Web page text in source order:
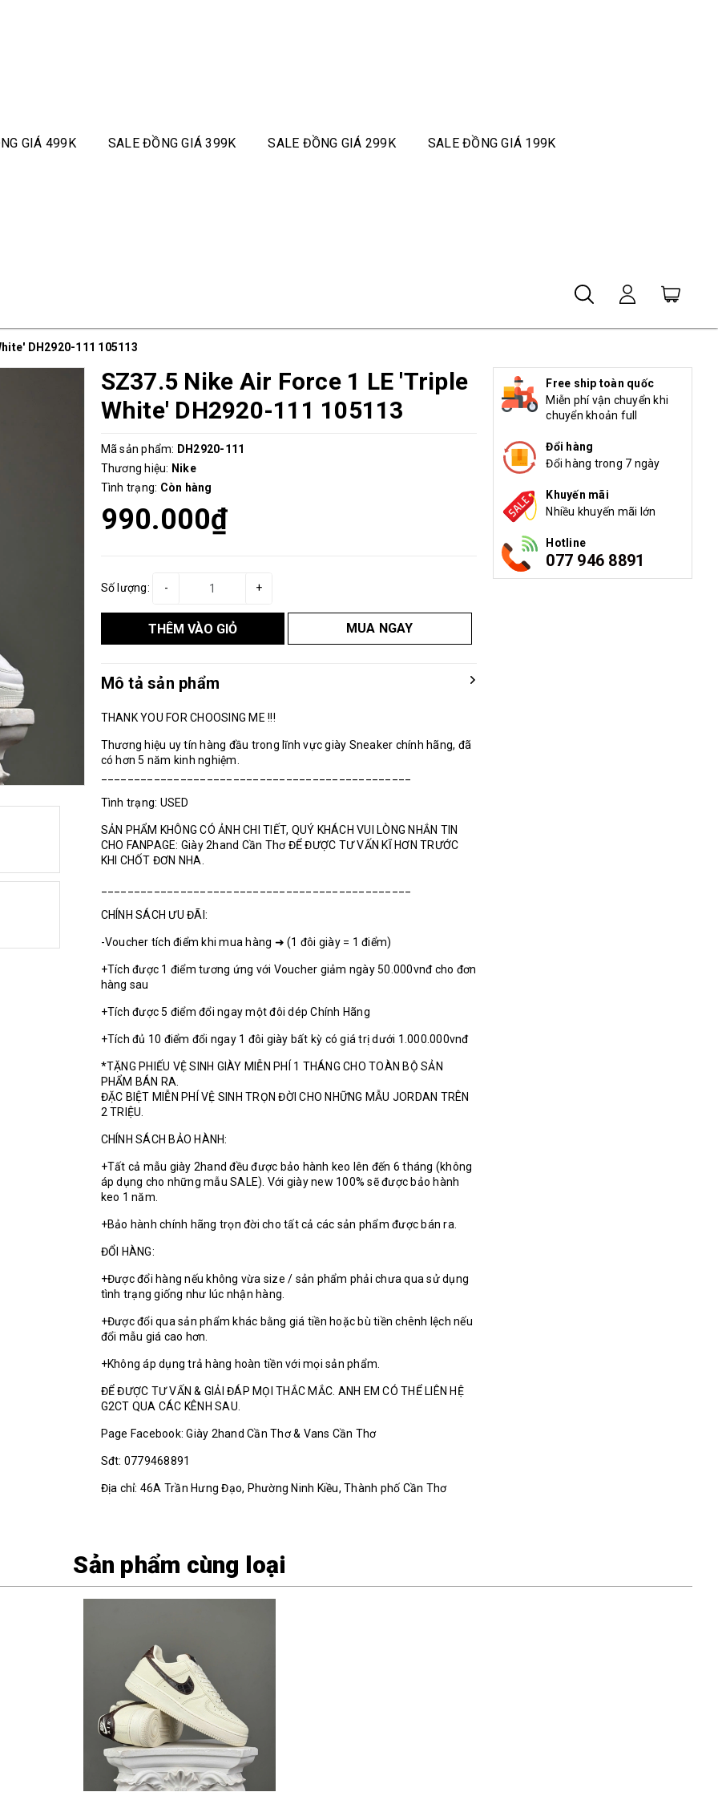
GIÁ 499K SALE ĐỒNG GIÁ 399K SALE ĐỒNG GIÁ 299K SALE ĐỒNG GIÁ 199K
DH2920-111 105113
SZ37.5 Nike Air Force 1 LE 'Triple
White' DH2920-111 105113
Mã sản phẩm: DH2920-111
Thương hiệu: Nike
Tình trạng: Còn hàng
990.000₫
Số lượng: +
-
THÊM VÀO GIỎ MUA NGAY
Mô tả sản phẩm
THANK YOU FOR CHOOSING ME !!!
Thương hiệu uy tín hàng đầu trong lĩnh vực giày Sneaker chính hãng, đã
có hơn 5 năm kinh nghiệm.
Tình trạng: USED
SẢN PHẨM KHÔNG CÓ ẢNH CHI TIẾT, QUÝ KHÁCH VUI LÒNG NHẮN TIN
CHO FANPAGE: Giày 2hand Cần Thơ ĐỂ ĐƯỢC TƯ VẤN KĨ HƠN TRƯỚC
KHI CHỐT ĐƠN NHA.
CHÍNH SÁCH ƯU ĐÃI:
-Voucher tích điểm khi mua hàng ➜ (1 đôi giày = 1 điểm)
+Tích được 1 điểm tương ứng với Voucher giảm ngày 50.000vnđ cho đơn
hàng sau
+Tích được 5 điểm đổi ngay một đôi dép Chính Hãng
+Tích đủ 10 điểm đổi ngay 1 đôi giày bất kỳ có giá trị dưới 1.000.000vnđ
*TẶNG PHIẾU VỆ SINH GIÀY MIỄN PHÍ 1 THÁNG CHO TOÀN BỘ SẢN
PHẨM BÁN RA.
ĐẶC BIỆT MIỄN PHÍ VỆ SINH TRỌN ĐỜI CHO NHỮNG MẪU JORDAN TRÊN
2 TRIỆU.
CHÍNH SÁCH BẢO HÀNH:
+Tất cả mẫu giày 2hand đều được bảo hành keo lên đến 6 tháng (không
áp dụng cho những mẫu SALE). Với giày new 100% sẽ được bảo hành
keo 1 năm.
+Bảo hành chính hãng trọn đời cho tất cả các sản phẩm được bán ra.
ĐỔI HÀNG:
+Được đổi hàng nếu không vừa size / sản phẩm phải chưa qua sử dụng
tình trạng giống như lúc nhận hàng.
+Được đổi qua sản phẩm khác bằng giá tiền hoặc bù tiền chênh lệch nếu
đổi mẫu giá cao hơn.
+Không áp dụng trả hàng hoàn tiền với mọi sản phẩm.
ĐỂ ĐƯỢC TƯ VẤN & GIẢI ĐÁP MỌI THẮC MẮC. ANH EM CÓ THỂ LIÊN HỆ
G2CT QUA CÁC KÊNH SAU.
Page Facebook: Giày 2hand Cần Thơ & Vans Cần Thơ
Sđt: 0779468891
Địa chỉ: 46A Trần Hưng Đạo, Phường Ninh Kiều, Thành phố Cần Thơ
Free ship toàn quốc
Miễn phí vận chuyển khi
chuyển khoản full
Đổi hàng
Đổi hàng trong 7 ngày
Khuyến mãi
Nhiều khuyến mãi lớn
Hotline
077 946 8891
Sản phẩm cùng loại